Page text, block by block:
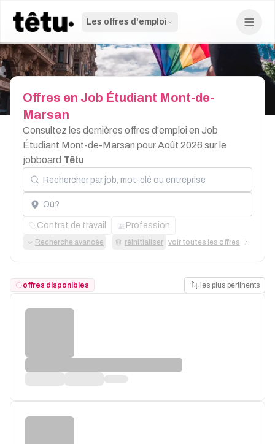
Les offres d'emploi
Offres en Job Étudiant Mont-de-
Marsan
Consultez les dernières offres d'emploi en Job
Étudiant Mont-de-Marsan pour Août 2026 sur le
jobboard Têtu
Rechercher par job, mot-clé ou entreprise
Localisation
Contrat de travail Profession
Recherche avancée réinitialiser voir toutes les offres
offres disponibles les plus pertinents